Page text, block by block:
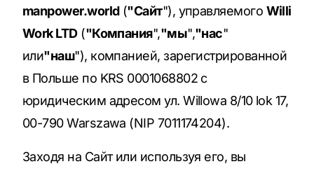
manpower.world("Сайт"), управляемого Willi
Work LTD("Компания","мы","нас"
или"наш"), компанией, зарегистрированной
в Польше по KRS 0001068802 с
юридическим адресом ул. Willowa 8/10 lok 17,
00-790 Warszawa (NIP 7011174204).
Заходя на Сайт или используя его, вы